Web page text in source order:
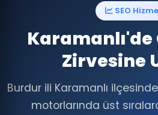
SEO
Karamanlı'de
Zirvesine
Burdur ili Karamanlı
motorlarında üst